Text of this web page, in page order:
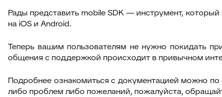
Рады представить mobile SDK — инструмент, который
на iOS и Android.
Теперь вашим пользователям не нужно покидать
общения с поддержкой происходит в привычном
Подробнее ознакомиться с документацией можно по
либо проблем либо пожеланий, пожалуйста,